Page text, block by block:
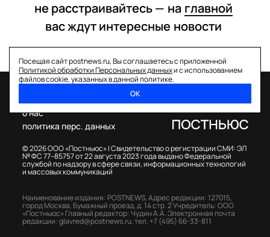
не расстраивайтесь — на главной
вас ждут интересные новости
Посещая сайт postnews.ru, Вы соглашаетесь с приложенной
Политикой обработки Персональных данныхи с использованием
файлов cookie, указанных в данной политике.
ОК
© 2026 ООО «Постньюс» |Свидетельство о регистрации СМИ: ЭЛ
№ ФС 77–85757 от 22 августа 2023 года выдано Федеральной
службой по надзору в сфере связи, информационных технологий
и массовых коммуникаций
о нас
политика перс. данных
Наименование издания: POSTNEWS,Адрес редакции: 127015,
город Москва, Бумажный проезд, д. 14 стр. 2Учредитель: ООО
«Постньюс» Главный редактор: Чудин А.А.Электронная почта
редакции:glavred@postnews.ru,тел. +7 (495) 66-33-811